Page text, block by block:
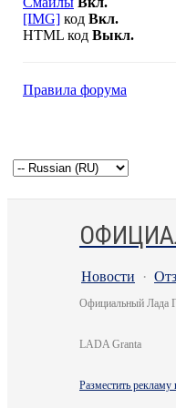
[IMG] код Вкл.
HTML код Выкл.
Правила форума
Новости ·
Официальный Лада
LADA Granta
Разместить рекламу